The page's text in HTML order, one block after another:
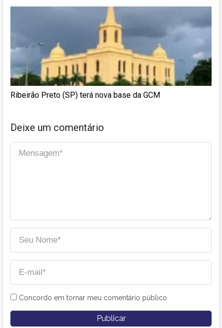
Ribeirão Preto (SP) terá nova base da GCM
Deixe um comentário
Concordo em tornar meu comentário público